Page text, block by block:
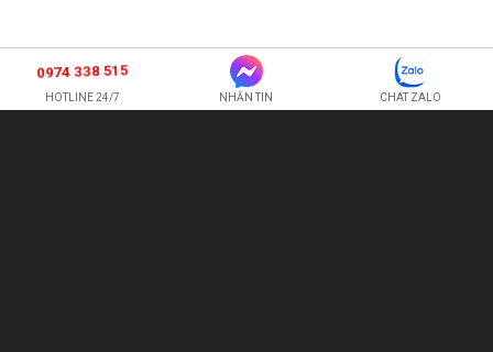
0974 338 515
HOTLINE 24/7 NHẮN TIN CHAT ZALO